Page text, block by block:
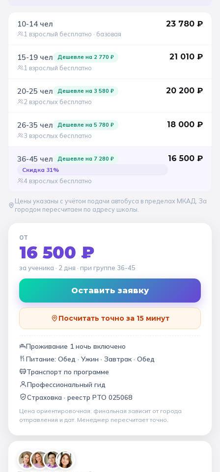
10-14 чел
1 взрослый бесплатно · базовая
23 780 ₽
15-19 чел Дешевле на 2 770 ₽
1 взрослый бесплатно
21 010 ₽
20-25 чел Дешевле на 3 580 ₽
2 взрослых бесплатно
20 200 ₽
26-35 чел Дешевле на 5 780 ₽
3 взрослых бесплатно
18 000 ₽
36-45 чел
Скидка 31%
Дешевле на 7 280 ₽
4 взрослых бесплатно
16 500 ₽
Цены указаны с учётом подачи автобуса в пределах МКАД. За
городом пересчитаем по адресу школы.
ОТ
16 500 ₽
за ученика · 2 дня · при группе 36-45
Оставить заявку
Посчитать точно за 15 минут
Проживание 1 ночь включено
Питание: Обед · Ужин · Завтрак · Обед
Транспорт по программе
Профессиональный гид
Страховка · реестр РТО 025068
Цена ориентировочная: финальная зависит от города
отправления и дат . Менеджер пересчитает точно.